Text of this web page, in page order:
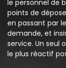
le personnel de
points de
en passant par
demande, et
service. Un seul
le plus réactif